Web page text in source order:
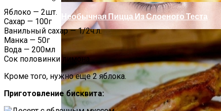
Необычная Пицца Из Слоеного Теста
Яблоко — 2шт.
Сахар — 100г
Ванильный сахар — 1/2ч.л.
Манка — 50г
Вода — 200мл
Сок половинки лимона
Кроме того, нужно еще 2 яблока.
Приготовление бисквита: